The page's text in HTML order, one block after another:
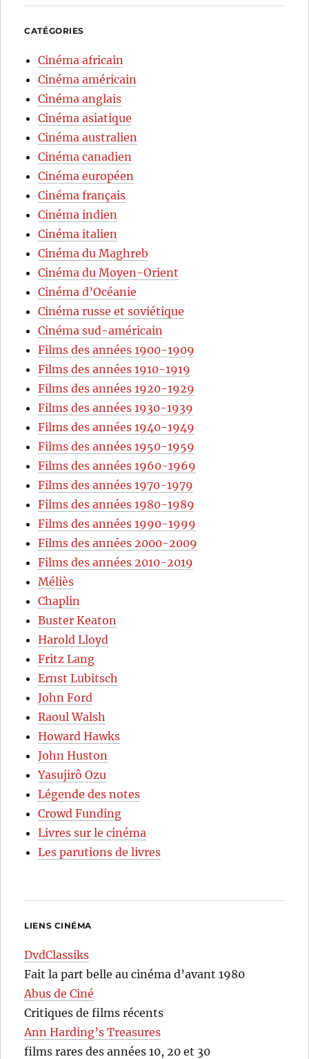
CATÉGORIES
Cinéma africain
Cinéma américain
Cinéma anglais
Cinéma asiatique
Cinéma australien
Cinéma canadien
Cinéma européen
Cinéma français
Cinéma indien
Cinéma italien
Cinéma du Maghreb
Cinéma du Moyen-Orient
Cinéma d’Océanie
Cinéma russe et soviétique
Cinéma sud-américain
Films des années 1900-1909
Films des années 1910-1919
Films des années 1920-1929
Films des années 1930-1939
Films des années 1940-1949
Films des années 1950-1959
Films des années 1960-1969
Films des années 1970-1979
Films des années 1980-1989
Films des années 1990-1999
Films des années 2000-2009
Films des années 2010-2019
Méliès
Chaplin
Buster Keaton
Harold Lloyd
Fritz Lang
Ernst Lubitsch
John Ford
Raoul Walsh
Howard Hawks
John Huston
Yasujirô Ozu
Légende des notes
Crowd Funding
Livres sur le cinéma
Les parutions de livres
LIENS CINÉMA
DvdClassiks
Fait la part belle au cinéma d’avant 1980
Abus de Ciné
Critiques de films récents
Ann Harding’s Treasures
films rares des années 10, 20 et 30